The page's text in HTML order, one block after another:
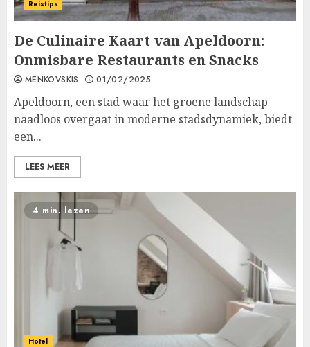
Reistips
De Culinaire Kaart van Apeldoorn:
Onmisbare Restaurants en Snacks
MENKOVSKIS 01/02/2025
Apeldoorn, een stad waar het groene landschap
naadloos overgaat in moderne stadsdynamiek, biedt
een...
LEES MEER
4 min. lezen
Hotel